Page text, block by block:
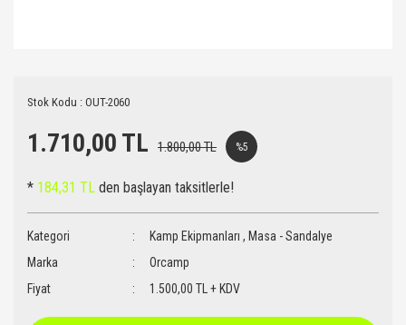
Stok Kodu : OUT-2060
1.710,00 TL 1.800,00 TL %5
* 184,31 TL den başlayan taksitlerle!
Kategori Kamp Ekipmanları , Masa - Sandalye
Marka
Orcamp
Fiyat
1.500,00 TL + KDV